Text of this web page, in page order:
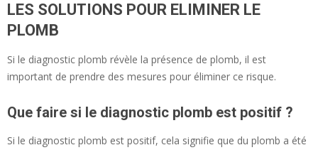
LES SOLUTIONS POUR ELIMINER LE
PLOMB
Si le diagnostic plomb révèle la présence de plomb, il est
important de prendre des mesures pour éliminer ce risque.
Que faire si le diagnostic plomb est positif ?
Si le diagnostic plomb est positif, cela signifie que du plomb a été